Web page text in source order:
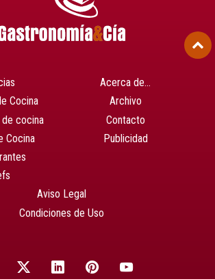
Cocina
de cocina
Cocina
Acerca de…
Archivo
Contacto
Publicidad
Aviso Legal
Condiciones de Uso